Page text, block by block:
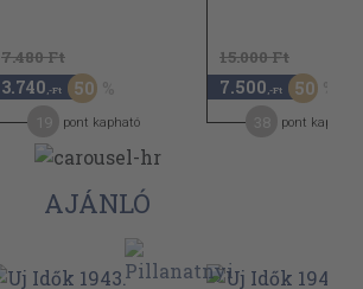
7.480 Ft
3.740 ,-Ft 50
pont kapható
15.000 Ft
7.500 ,-Ft 50
pont kapható
AJÁNLÓ